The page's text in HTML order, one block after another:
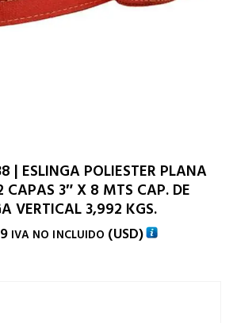
| ESLINGA POLIESTER PLANA
CAPAS 3″ X 8 MTS CAP. DE
VERTICAL 3,992 KGS.
IVA NO INCLUIDO (USD)